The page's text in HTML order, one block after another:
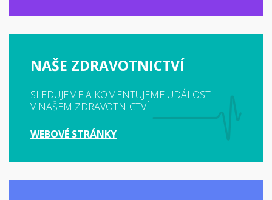
NAŠE ZDRAVOTNICTVÍ
SLEDUJEME A KOMENTUJEME UDÁLOSTI
V NAŠEM ZDRAVOTNICTVÍ
WEBOVÉ STRÁNKY